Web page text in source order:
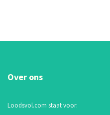
Over ons
Loodsvol.com staat voor: